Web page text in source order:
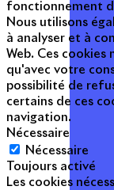
fonctionnement
Nous utilisons
à analyser et à
Web. Ces
qu'avec votre
possibilité de
certains de ces
navigation.
Nécessaire
Nécessaire
Toujours activé
Les cookies